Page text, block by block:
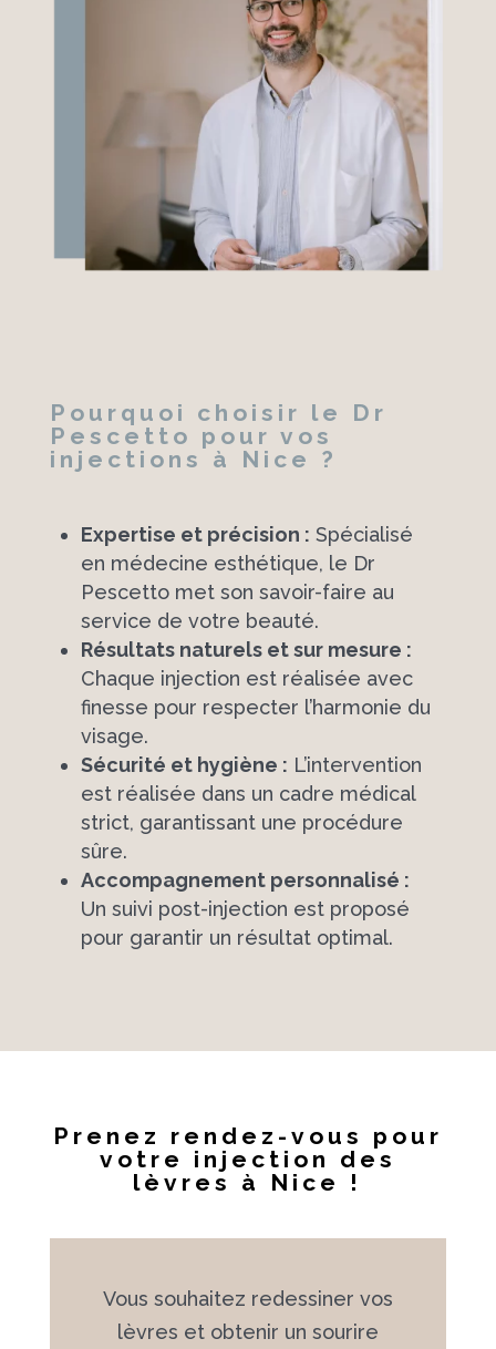
Pourquoi choisir le Dr
Pescetto pour vos
injections à Nice ?
Expertise et précision : Spécialisé
en médecine esthétique, le Dr
Pescetto met son savoir-faire au
service de votre beauté.
Résultats naturels et sur mesure :
Chaque injection est réalisée avec
finesse pour respecter l’harmonie du
visage.
Sécurité et hygiène : L’intervention
est réalisée dans un cadre médical
strict, garantissant une procédure
sûre.
Accompagnement personnalisé :
Un suivi post-injection est proposé
pour garantir un résultat optimal.
Prenez rendez-vous pour
votre injection des
lèvres à Nice !
Vous souhaitez redessiner vos
lèvres et obtenir un sourire